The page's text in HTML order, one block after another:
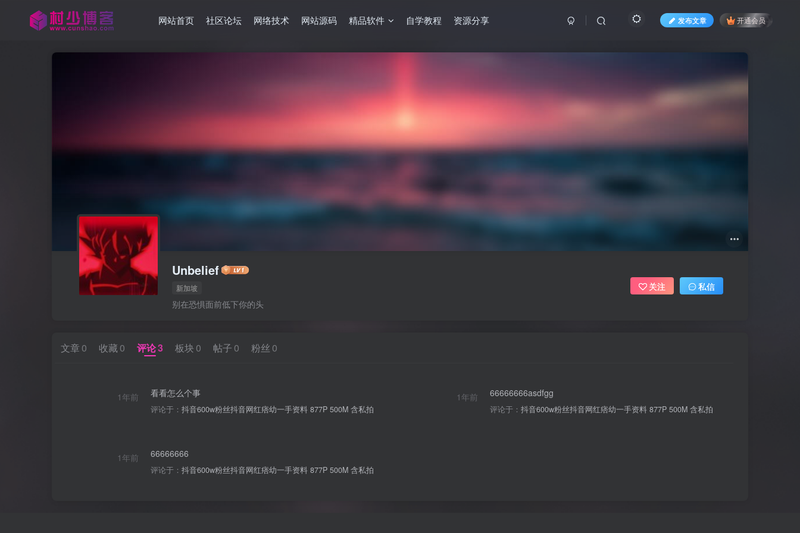
网站首页 社区论坛 网络技术 网站源码 精品软件 自学教程 资源分享 发布文章 开通会员
Unbelief
新加坡
别在恐惧面前低下你的头
关注 私信
文章 0 收藏 0 评论3 板块 0 帖子 0 粉丝 0
1年前 看看怎么个事
评论于： 抖音600w粉丝抖音网红痞幼一手资料 877P 500M 含私拍
1年前 66666666asdfgg
评论于： 抖音600w粉丝抖音网红痞幼一手资料 877P 500M 含私拍
1年前 66666666
评论于： 抖音600w粉丝抖音网红痞幼一手资料 877P 500M 含私拍